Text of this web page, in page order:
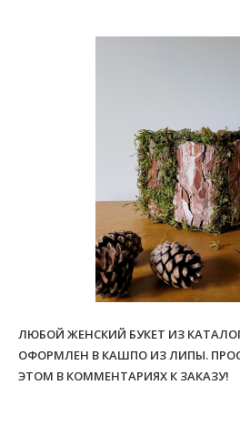
ЛЮБОЙ ЖЕНСКИЙ БУКЕТ ИЗ
ОФОРМЛЕН В КАШПО ИЗ ЛИПЫ.
ЭТОМ В КОММЕНТАРИЯХ К ЗАКАЗУ!